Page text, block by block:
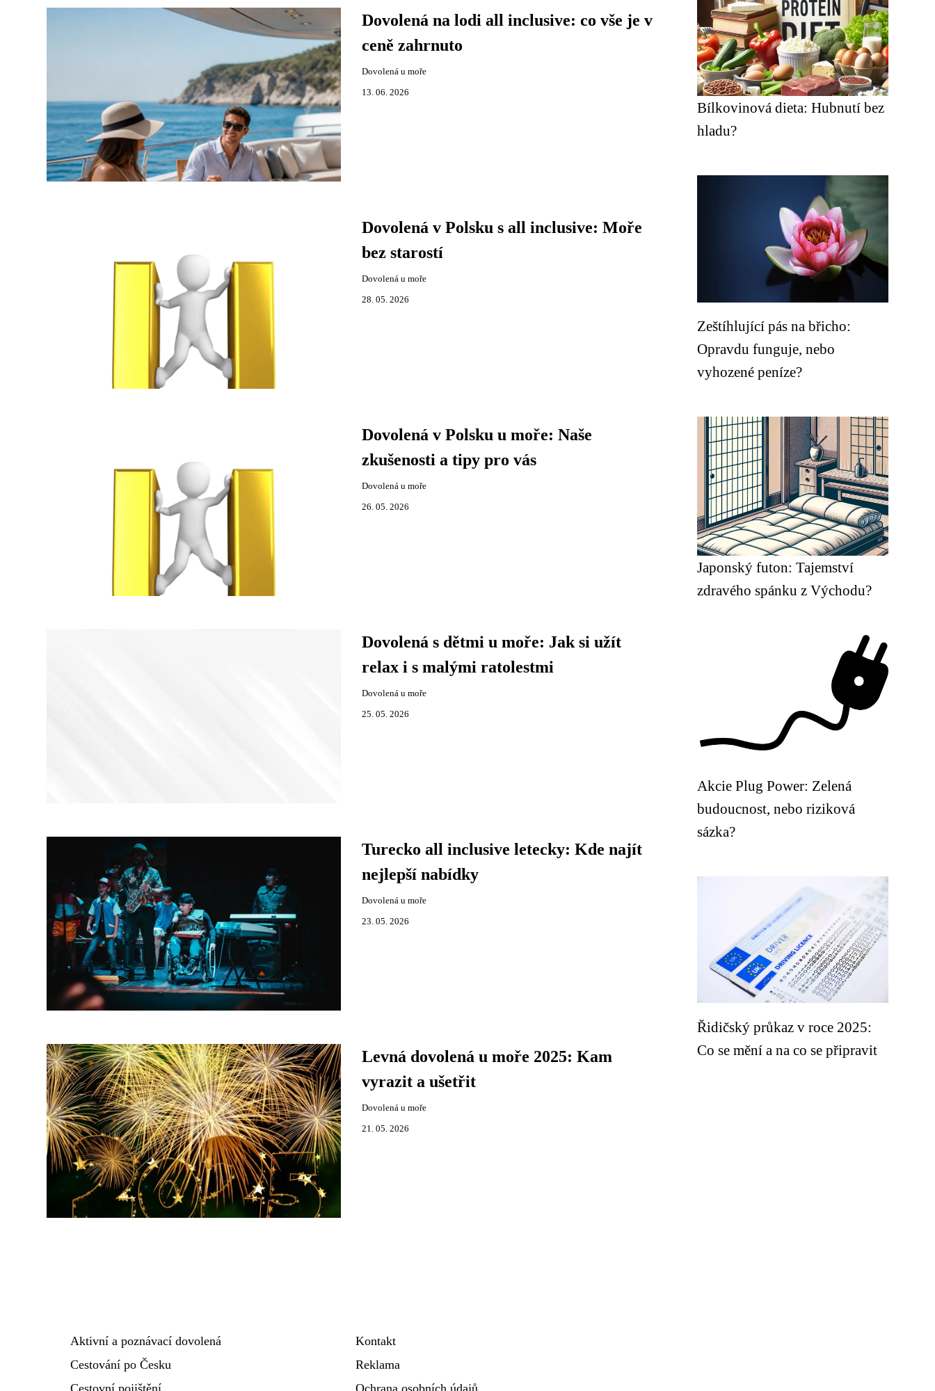
Dovolená na lodi all inclusive: co vše je v
ceně zahrnuto
Dovolená u moře
13. 06. 2026
Dovolená v Polsku s all inclusive: Moře
bez starostí
Dovolená u moře
28. 05. 2026
Dovolená v Polsku u moře: Naše
zkušenosti a tipy pro vás
Dovolená u moře
26. 05. 2026
Dovolená s dětmi u moře: Jak si užít
relax i s malými ratolestmi
Dovolená u moře
25. 05. 2026
Turecko all inclusive letecky: Kde najít
nejlepší nabídky
Dovolená u moře
23. 05. 2026
Levná dovolená u moře 2025: Kam
vyrazit a ušetřit
Dovolená u moře
21. 05. 2026
Bílkovinová dieta: Hubnutí bez
hladu?
Zeštíhlující pás na břicho:
Opravdu funguje, nebo
vyhozené peníze?
Japonský futon: Tajemství
zdravého spánku z Východu?
Akcie Plug Power: Zelená
budoucnost, nebo riziková
sázka?
Řidičský průkaz v roce 2025:
Co se mění a na co se připravit
Aktivní a poznávací dovolená
Cestování po Česku
Cestovní pojištění
Kontakt
Reklama
Ochrana osobních údajů